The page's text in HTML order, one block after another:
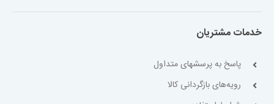
خدمات مشتریان
پاسخ به پرسشهای متداول
رویه‌های بازگردانی کالا